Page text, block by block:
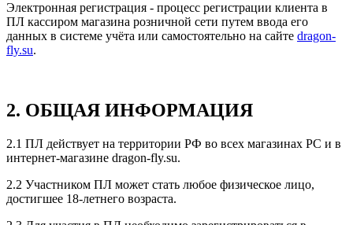
Электронная регистрация - процесс регистрации клиента в
ПЛ кассиром магазина розничной сети путем ввода его
данных в системе учёта или самостоятельно на сайте dragon-
fly.su.
2. ОБЩАЯ ИНФОРМАЦИЯ
2.1 ПЛ действует на территории РФ во всех магазинах РС и в
интернет-магазине dragon-fly.su.
2.2 Участником ПЛ может стать любое физическое лицо,
достигшее 18-летнего возраста.